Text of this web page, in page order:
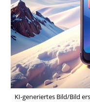
KI-generiertes Bild/Bild